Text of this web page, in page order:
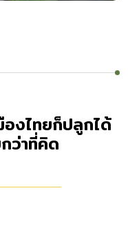
องไทยก็ปลูกได้
ว่าที่คิด